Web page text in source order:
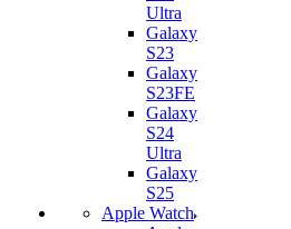
Ultra
Galaxy
S23
Galaxy
S23FE
Galaxy
S24
Ultra
Galaxy
S25
Apple Watch